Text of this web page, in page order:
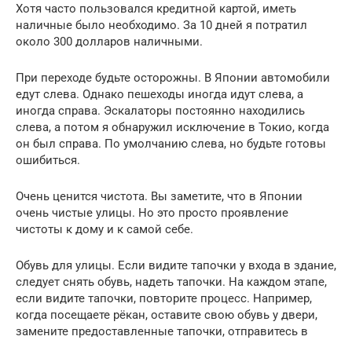
Хотя часто пользовался кредитной картой, иметь
наличные было необходимо. За 10 дней я потратил
около 300 долларов наличными.
При переходе будьте осторожны. В Японии автомобили
едут слева. Однако пешеходы иногда идут слева, а
иногда справа. Эскалаторы постоянно находились
слева, а потом я обнаружил исключение в Токио, когда
он был справа. По умолчанию слева, но будьте готовы
ошибиться.
Очень ценится чистота. Вы заметите, что в Японии
очень чистые улицы. Но это просто проявление
чистоты к дому и к самой себе.
Обувь для улицы. Если видите тапочки у входа в здание,
следует снять обувь, надеть тапочки. На каждом этапе,
если видите тапочки, повторите процесс. Например,
когда посещаете рёкан, оставите свою обувь у двери,
замените предоставленные тапочки, отправитесь в